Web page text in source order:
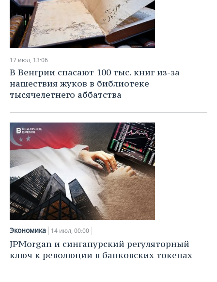
17 июл, 13:06
В Венгрии спасают 100 тыс. книг из-за
нашествия жуков в библиотеке
тысячелетнего аббатства
Экономика 14 июл, 00:00
JPMorgan и сингапурский регуляторный
ключ к революции в банковских токенах